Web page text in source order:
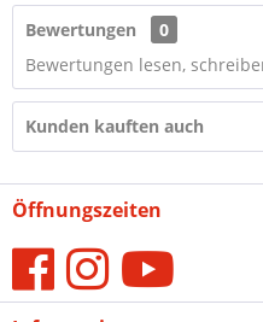
Bewertungen
0
Bewertungen lesen,
Kunden kauften auch
Öffnungszeiten